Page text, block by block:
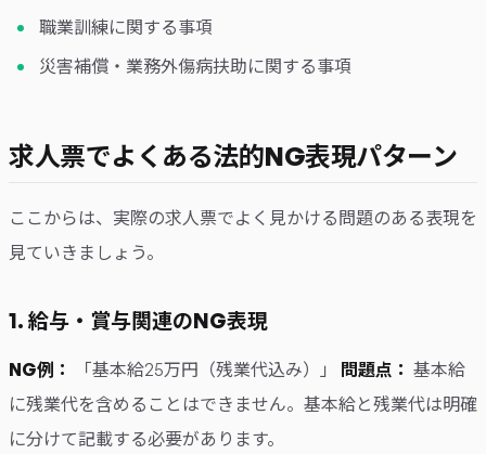
職業訓練に関する事項
災害補償・業務外傷病扶助に関する事項
求人票でよくある法的NG表現パターン
ここからは、実際の求人票でよく見かける問題のある表現を
見ていきましょう。
1. 給与・賞与関連のNG表現
NG例： 「基本給25万円（残業代込み）」 問題点： 基本給
に残業代を含めることはできません。基本給と残業代は明確
に分けて記載する必要があります。